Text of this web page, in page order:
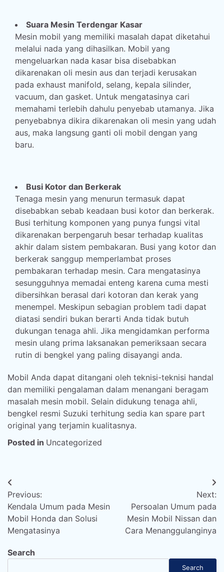
Suara Mesin Terdengar Kasar
Mesin mobil yang memiliki masalah dapat diketahui
melalui nada yang dihasilkan. Mobil yang
mengeluarkan nada kasar bisa disebabkan
dikarenakan oli mesin aus dan terjadi kerusakan
pada exhaust manifold, selang, kepala silinder,
vacuum, dan gasket. Untuk mengatasinya cari
memahami terlebih dahulu penyebab utamanya. Jika
penyebabnya dikira dikarenakan oli mesin yang udah
aus, maka langsung ganti oli mobil dengan yang
baru.
Busi Kotor dan Berkerak
Tenaga mesin yang menurun termasuk dapat
disebabkan sebab keadaan busi kotor dan berkerak.
Busi terhitung komponen yang punya fungsi vital
dikarenakan berpengaruh besar terhadap kualitas
akhir dalam sistem pembakaran. Busi yang kotor dan
berkerak sanggup memperlambat proses
pembakaran terhadap mesin. Cara mengatasinya
sesungguhnya memadai enteng karena cuma mesti
dibersihkan berasal dari kotoran dan kerak yang
menempel. Meskipun sebagian problem tadi dapat
diatasi sendiri bukan berarti Anda tidak butuh
dukungan tenaga ahli. Jika mengidamkan performa
mesin ulang prima laksanakan pemeriksaan secara
rutin di bengkel yang paling disayangi anda.
Mobil Anda dapat ditangani oleh teknisi-teknisi handal
dan memiliki pengalaman dalam menangani beragam
masalah mesin mobil. Selain didukung tenaga ahli,
bengkel resmi Suzuki terhitung sedia kan spare part
original yang terjamin kualitasnya.
Posted in Uncategorized
Post
navigation
Previous:
Kendala Umum pada Mesin
Mobil Honda dan Solusi
Mengatasinya
Next:
Persoalan Umum pada
Mesin Mobil Nissan dan
Cara Menanggulanginya
Search
Search